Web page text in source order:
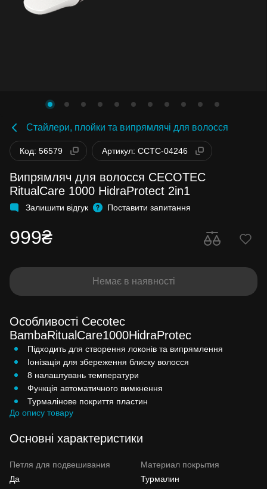
Стайлери, плойки та випрямлячі для волосся
Код: 56579 Артикул: CCTC-04246
Випрямляч для волосся CECOTEC
RitualCare 1000 HidraProtect 2in1
Залишити відгук Поставити запитання
999₴
Немає в наявності
Особливості Cecotec
BambaRitualCare1000HidraProtec
Підходить для створення локонів та випрямлення
Іонізація для збереження блиску волосся
8 налаштувань температури
Функція автоматичного вимкнення
Турмалінове покриття пластин
До опису товару
Основні характеристики
Петля для подвешивания
Да
Материал покрытия
Турмалин